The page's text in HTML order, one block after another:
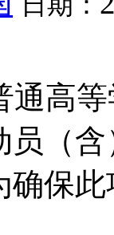
高
员（
确保